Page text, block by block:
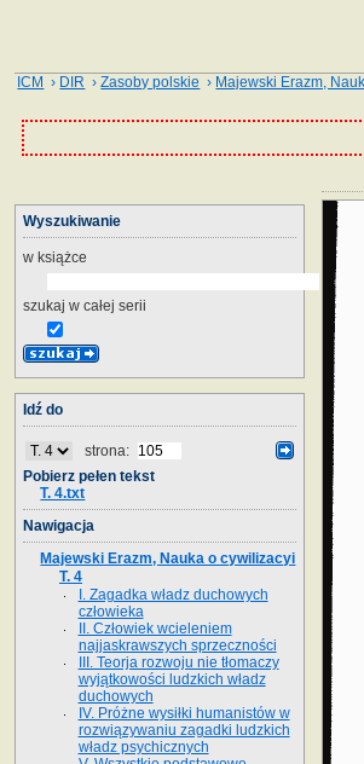
ICM › DIR ›Zasoby polskie › Majewski Erazm,
Wyszukiwanie
w książce
szukaj w całej serii
Idź do
strona:
Pobierz pełen tekst
T. 4.txt
Nawigacja
Majewski Erazm, Nauka o cywilizacyi
T. 4
I. Zagadka władz duchowych
człowieka
II. Człowiek wcieleniem
najjaskrawszych sprzeczności
III. Teorja rozwoju nie tłomaczy
wyjątkowości ludzkich władz
duchowych
IV. Próżne wysiłki humanistów w
rozwiązywaniu zagadki ludzkich
władz psychicznych